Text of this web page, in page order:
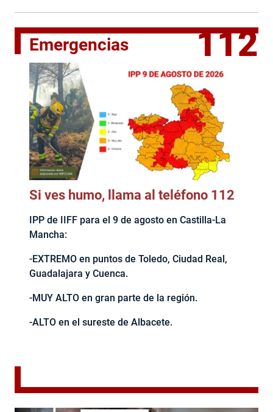
Emergencias 112
Si ves humo, llama al teléfono 112
IPP de IIFF para el 9 de agosto en Castilla-La
Mancha:
-EXTREMO en puntos de Toledo, Ciudad Real,
Guadalajara y Cuenca.
-MUY ALTO en gran parte de la región.
-ALTO en el sureste de Albacete.